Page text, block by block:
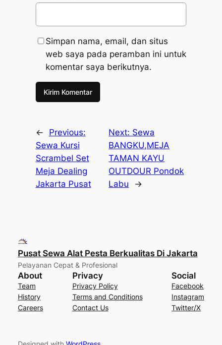
Simpan nama, email, dan situs
web saya pada peramban ini untuk
komentar saya berikutnya.
←
Previous:
Sewa Kursi
Scrambel Set
Meja Dealing
Jakarta Pusat
Next: Sewa
BANGKU,MEJA
TAMAN KAYU
OUTDOUR Pondok
Labu
→
Pusat Sewa Alat Pesta Berkualitas Di Jakarta
Pelayanan Cepat & Profesional
About
Team
History
Careers
Privacy
Privacy Policy
Terms and Conditions
Contact Us
Social
Facebook
Instagram
Twitter/X